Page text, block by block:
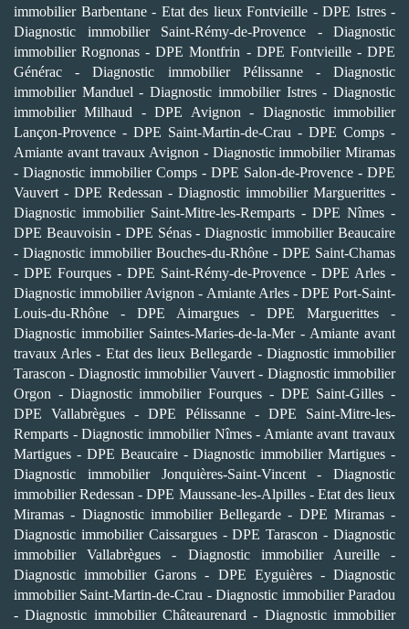
immobilier Barbentane- Etat des lieux Fontvieille - DPE Istres-
Diagnostic immobilier Saint-Rémy-de-Provence - Diagnostic
immobilier Rognonas -DPE Montfrin - DPE Fontvieille-DPE
Générac -Diagnostic immobilier Pélissanne -Diagnostic
immobilier Manduel -Diagnostic immobilier Istres-Diagnostic
immobilier Milhaud -DPE Avignon - Diagnostic immobilier
Lançon-Provence - DPE Saint-Martin-de-Crau - DPE Comps -
Amiante avant travaux Avignon - Diagnostic immobilier Miramas
- Diagnostic immobilier Comps - DPE Salon-de-Provence - DPE
Vauvert - DPE Redessan - Diagnostic immobilier Marguerittes -
Diagnostic immobilier Saint-Mitre-les-Remparts - DPE Nîmes -
DPE Beauvoisin - DPE Sénas-Diagnostic immobilier Beaucaire
- Diagnostic immobilier Bouches-du-Rhône - DPE Saint-Chamas
- DPE Fourques - DPE Saint-Rémy-de-Provence - DPE Arles -
Diagnostic immobilier Avignon - Amiante Arles- DPE Port-Saint-
Louis-du-Rhône - DPE Aimargues-DPE Marguerittes -
Diagnostic immobilier Saintes-Maries-de-la-Mer- Amiante avant
travaux Arles - Etat des lieux Bellegarde - Diagnostic immobilier
Tarascon - Diagnostic immobilier Vauvert - Diagnostic immobilier
Orgon - Diagnostic immobilier Fourques - DPE Saint-Gilles -
DPE Vallabrègues - DPE Pélissanne - DPE Saint-Mitre-les-
Remparts -Diagnostic immobilier Nîmes- Amiante avant travaux
Martigues - DPE Beaucaire-Diagnostic immobilier Martigues -
Diagnostic immobilier Jonquières-Saint-Vincent- Diagnostic
immobilier Redessan -DPE Maussane-les-Alpilles- Etat des lieux
Miramas - Diagnostic immobilier Bellegarde - DPE Miramas-
Diagnostic immobilier Caissargues-DPE Tarascon -Diagnostic
immobilier Vallabrègues - Diagnostic immobilier Aureille-
Diagnostic immobilier Garons - DPE Eyguières -Diagnostic
immobilier Saint-Martin-de-Crau -Diagnostic immobilier Paradou
-Diagnostic immobilier Châteaurenard - Diagnostic immobilier